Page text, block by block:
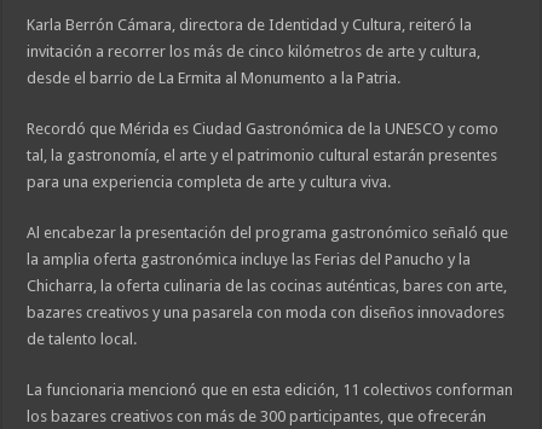
Karla Berrón Cámara, directora de Identidad y Cultura, reiteró la
invitación a recorrer los más de cinco kilómetros de arte y cultura,
desde el barrio de La Ermita al Monumento a la Patria.
Recordó que Mérida es Ciudad Gastronómica de la UNESCO y como
tal, la gastronomía, el arte y el patrimonio cultural estarán presentes
para una experiencia completa de arte y cultura viva.
Al encabezar la presentación del programa gastronómico señaló que
la amplia oferta gastronómica incluye las Ferias del Panucho y la
Chicharra, la oferta culinaria de las cocinas auténticas, bares con arte,
bazares creativos y una pasarela con moda con diseños innovadores
de talento local.
La funcionaria mencionó que en esta edición, 11 colectivos conforman
los bazares creativos con más de 300 participantes, que ofrecerán